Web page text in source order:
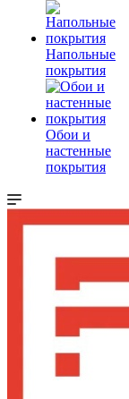
Напольные
покрытия
Обои и
настенные
покрытия